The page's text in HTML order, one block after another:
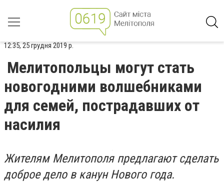
12:35, 25 грудня 2019 р.
Мелитопольцы могут стать
новогодними волшебниками
для семей, пострадавших от
насилия
Жителям Мелитополя предлагают сделать
доброе дело в канун Нового года.